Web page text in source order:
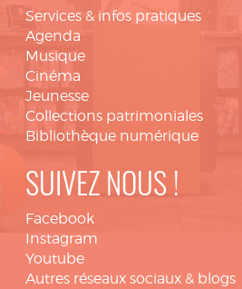
Services & infos pratiques
Agenda
Musique
Cinéma
Jeunesse
Collections patrimoniales
Bibliothèque numérique
SUIVEZ NOUS !
Facebook
Instagram
Youtube
Autres réseaux sociaux & blogs